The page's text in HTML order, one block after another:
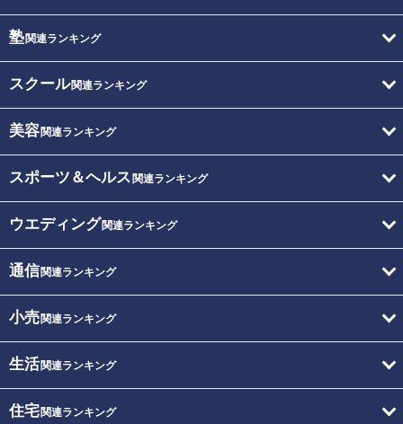
塾関連ランキング
スクール関連ランキング
美容関連ランキング
スポーツ＆ヘルス 関連ランキング
ウエディング関連ランキング
通信関連ランキング
小売関連ランキング
生活関連ランキング
住宅関連ランキング